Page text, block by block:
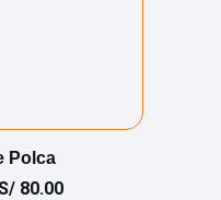
Polca
80.00